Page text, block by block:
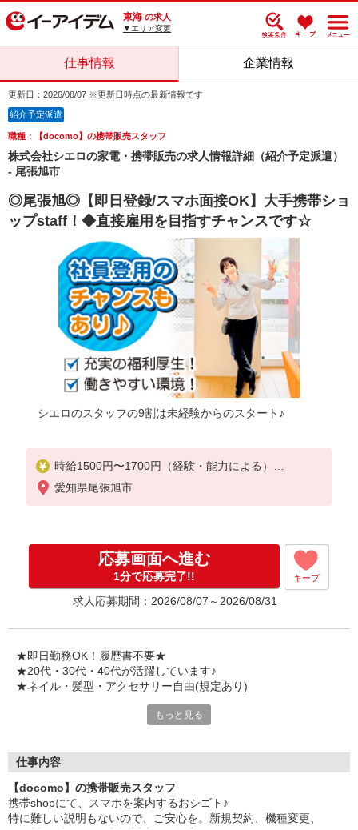
東海 の求人
▼エリア変更
仕事情報 企業情報
更新日：2026/08/07 ※更新日時点の最新情報です
紹介予定派遣
職種：【docomo】の携帯販売スタッフ
株式会社シエロの家電・携帯販売の求人情報詳細（紹介予定派遣）
- 尾張旭市
◎尾張旭◎【即日登録/スマホ面接OK】大手携帯ショ
ップstaff！◆直接雇用を目指すチャンスです☆
シエロのスタッフの9割は未経験からのスタート♪
時給1500円〜1700円（経験・能力による）
※残業代支給
★交通費別途支給（規定あり）
入社祝い金10万円支給(規定有)
お友達を紹介頂くと,
インセンティブ支給(規定有)
゜・。○。・゜+゜・。○。・゜+゜
愛知県尾張旭市
応募画面へ進む
1分で応募完了!! キープ
求人応募期間：2026/08/07～2026/08/31
★即日勤務OK！履歴書不要★
★20代・30代・40代が活躍しています♪
★ネイル・髪型・アクセサリー自由(規定あり)
でも心配ご無用！
お互いに教え合ったり、フォローしあったりする
和気あいあいとした人間関係がある店舗ばかり！
皆で一緒にステップアップしましょう♪
もっと見る
仕事内容
【docomo】の携帯販売スタッフ
携帯shopにて、スマホを案内するおシゴト♪
特に難しい説明もないので、ご安心を。新規契約、機種変更、